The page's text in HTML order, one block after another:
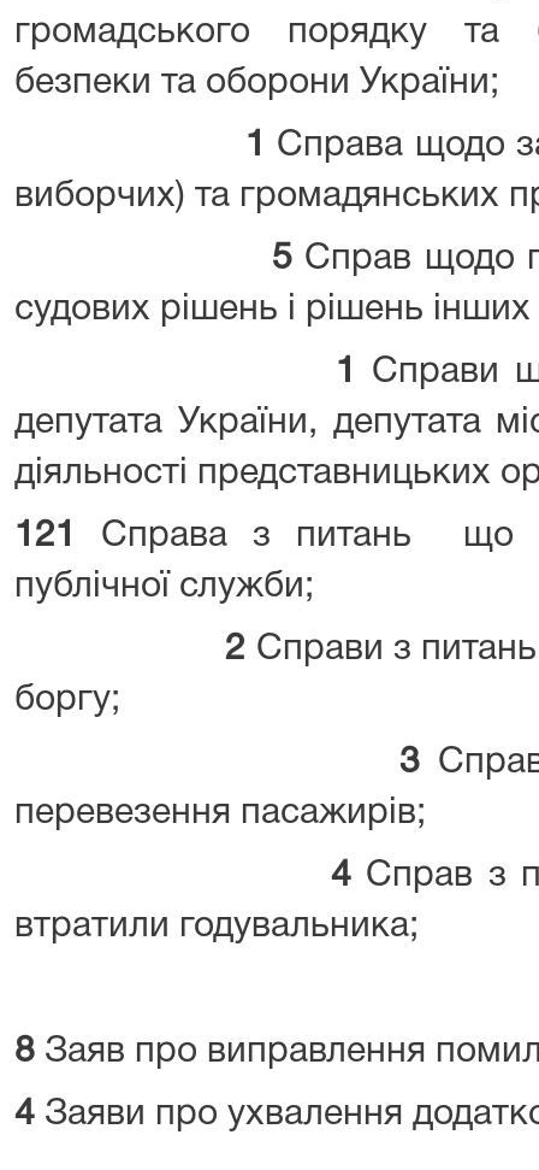
громадського порядку та
безпеки та оборони України;
1
Справа щодо
виборчих) та громадянських
5 Справ щодо
судових рішень і рішень інших
1
Справи
депутата України, депутата
діяльності представницьких
121
Справа з питань що
публічної служби;
2 Справи з
боргу;
3
перевезення пасажирів;
4Справ з
втратили годувальника;
8 Заяв про виправлення
4 Заяви про ухвалення